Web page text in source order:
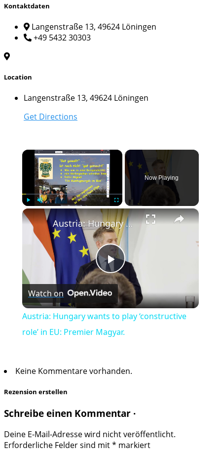
Kontaktdaten
Langenstraße 13, 49624 Löningen
+49 5432 30303
Location
Langenstraße 13, 49624 Löningen
Get Directions
×
Unmute Fullscreen
Now Playing
×
Play
Video
Austria: Hungary wants to play ‘constructive role’ in EU: Premier Magyar.
Watch on
Austria: Hungary wants to play ‘constructive
role’ in EU: Premier Magyar.
Keine Kommentare vorhanden.
Rezension erstellen
Schreibe einen Kommentar ·
Deine E-Mail-Adresse wird nicht veröffentlicht.
Erforderliche Felder sind mit* markiert